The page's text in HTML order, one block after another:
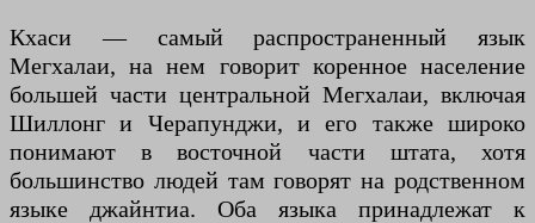
Кхаси — самый распространенный язык
Мегхалаи, на нем говорит коренное население
большей части центральной Мегхалаи, включая
Шиллонг и Черапунджи, и его также широко
понимают в восточной части штата, хотя
большинство людей там говорят на родственном
языке джайнтиа. Оба языка принадлежат к